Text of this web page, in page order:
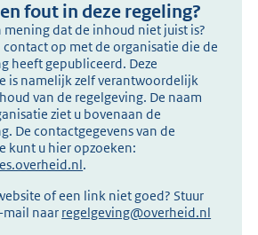
fout in deze regeling?
mening dat de inhoud niet juist is?
contact op met de organisatie die de
heeft gepubliceerd. Deze
is namelijk zelf verantwoordelijk
van de regelgeving. De naam
ziet u bovenaan de
De contactgegevens van de
kunt u hier opzoeken:
.
of een link niet goed? Stuur
mail naar regelgeving@overheid.nl